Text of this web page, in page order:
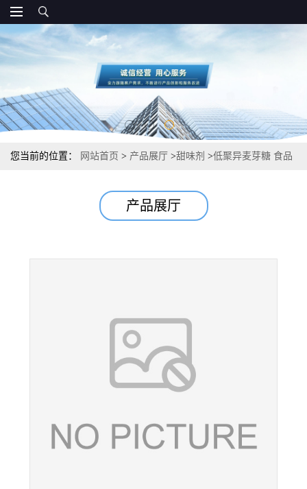
您当前的位置： 网站首页 > 产品展厅 >甜味剂 >低聚异麦芽糖 食品
产品展厅